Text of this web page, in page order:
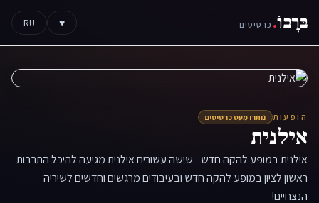
בּרָבוֹ. כרטיסים ♥
RU
הופעות נותרו מעט כרטיסים
אילנית
אילנית במופע להקה חדש - שישה עשורים אילנית מגיעה להיכל התרבות
ראשון לציון במופע להקה חדש ובעיבודים מרגשים וחדשים לשיריה
הנצחיים!